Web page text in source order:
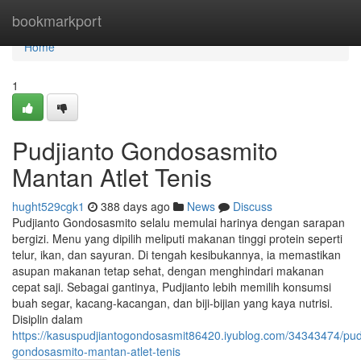
bookmarkport
Home
Home
1
Pudjianto Gondosasmito
Mantan Atlet Tenis
hught529cgk1 388 days ago News
Discuss
Pudjianto Gondosasmito selalu memulai harinya dengan sarapan
bergizi. Menu yang dipilih meliputi makanan tinggi protein seperti
telur, ikan, dan sayuran. Di tengah kesibukannya, ia memastikan
asupan makanan tetap sehat, dengan menghindari makanan
cepat saji. Sebagai gantinya, Pudjianto lebih memilih konsumsi
buah segar, kacang-kacangan, dan biji-bijian yang kaya nutrisi.
Disiplin dalam
https://kasuspudjiantogondosasmit86420.iyublog.com/34343474/
gondosasmito-mantan-atlet-tenis